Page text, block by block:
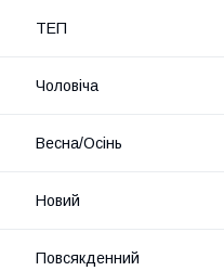
ТЕП
Чоловіча
Весна/Осінь
Новий
Повсякденний